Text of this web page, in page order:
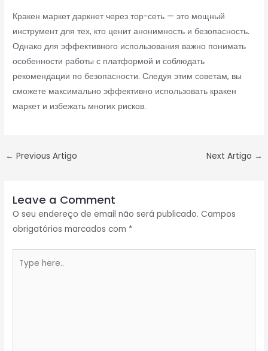
Кракен маркет даркнет через тор-сеть — это мощный
инструмент для тех, кто ценит анонимность и безопасность.
Однако для эффективного использования важно понимать
особенности работы с платформой и соблюдать
рекомендации по безопасности. Следуя этим советам, вы
сможете максимально эффективно использовать кракен
маркет и избежать многих рисков.
← Previous Artigo Next Artigo →
Leave a Comment
O seu endereço de email não será publicado. Campos
obrigatórios marcados com *
here..